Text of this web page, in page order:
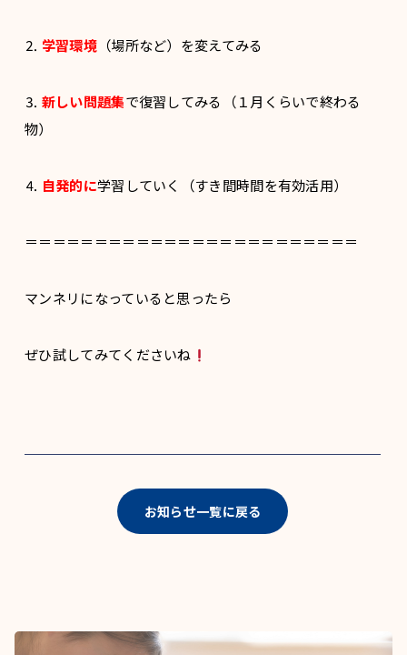
⒉ 学習環境（場所など）を変えてみる
⒊ 新しい問題集で復習してみる（１月くらいで終わる
物）
⒋ 自発的に学習していく（すき間時間を有効活用）
＝＝＝＝＝＝＝＝＝＝＝＝＝＝＝＝＝＝＝＝＝＝＝＝
マンネリになっていると思ったら
ぜひ試してみてくださいね
お知らせ一覧に戻る